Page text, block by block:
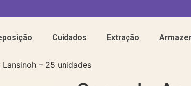
Cuidados Extração
– 25 unidades